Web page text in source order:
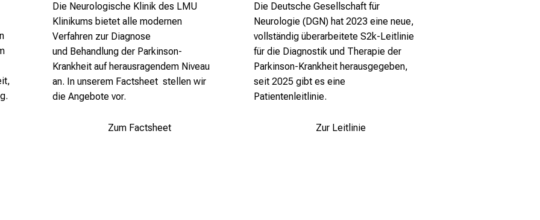
Die Neurologische Klinik des LMU
Klinikums bietetalle modernen
Verfahren zur Diagnose
und Behandlung der Parkinson-
Krankheit auf herausragendem Niveau
an. In unserem Factsheet stellen wir
die Angebote vor.
Zum Factsheet
Die Deutsche Gesellschaft für
Neurologie (DGN) hat 2023 eine neue,
vollständig überarbeitete S2k-Leitlinie
für die Diagnostik und Therapie der
Parkinson-Krankheit herausgegeben,
seit 2025 gibt es eine
Patientenleitlinie.
Zur Leitlinie